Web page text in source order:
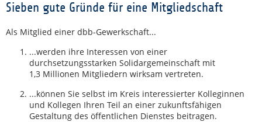
Sieben gute Gründe für eine Mitgliedschaft
Als Mitglied einer dbb-Gewerkschaft...
...werden ihre Interessen von einer
durchsetzungsstarken Solidargemeinschaft mit
1,3 Millionen Mitgliedern wirksam vertreten.
...können Sie selbst im Kreis interessierter Kolleginnen
und Kollegen Ihren Teil an einer zukunftsfähigen
Gestaltung des öffentlichen Dienstes beitragen.